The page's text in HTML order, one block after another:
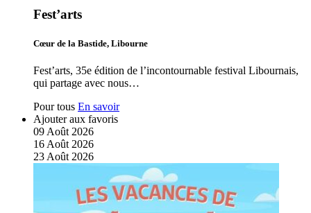
Fest’arts
Cœur de la Bastide, Libourne
Fest’arts, 35e édition de l’incontournable festival Libournais,
qui partage avec nous…
Pour tous En savoir
Ajouter aux favoris
09 Août 2026
16 Août 2026
23 Août 2026